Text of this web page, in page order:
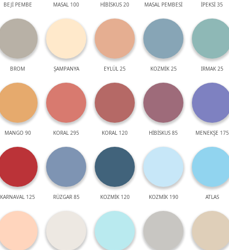
BEJİ PEMBE MASAL 100 HİBİSKUS 20 MASAL PEMBESİ İPEKSİ 35
BROM ŞAMPANYA EYLÜL 25 KOZMİK 25 IRMAK 25
MANGO 90 KORAL 295 KORAL 120 HİBİSKUS 85 MENEKŞE 175
KARNAVAL 125 RÜZGAR 85 KOZMİK 120 KOZMİK 190 ATLAS